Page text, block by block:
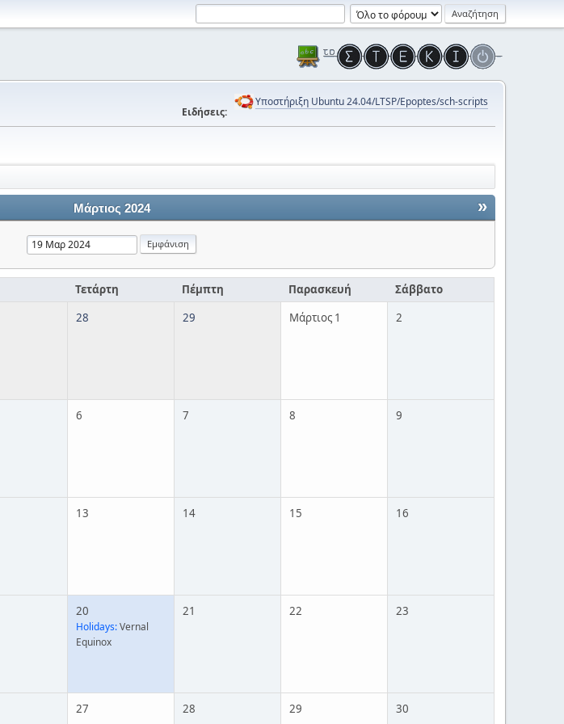
Ειδήσεις:
Υποστήριξη Ubuntu 24.04/LTSP/Epoptes/sch-scripts
»
Μάρτιος 2024
Τετάρτη Πέμπτη Παρασκευή Σάββατο
28 29 Μάρτιος 1 2
6 7 8 9
13 14 15 16
20
Holidays:Vernal
Equinox
21 22 23
27 28 29 30